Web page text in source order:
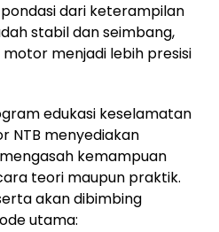
dari keterampilan
stabil dan seimbang,
menjadi lebih presisi
edukasi keselamatan
NTB menyediakan
kemampuan
teori maupun praktik.
akan dibimbing
utama: